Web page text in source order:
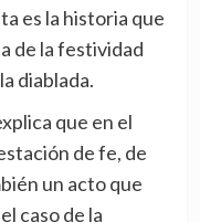
es la historia que
de la festividad
diablada.
que en el
de fe, de
un acto que
caso de la